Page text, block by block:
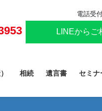
電話受
LINEからご
相続 遺言書 セミナ